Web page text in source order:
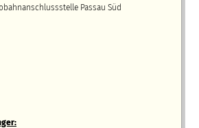
Passau Süd
: